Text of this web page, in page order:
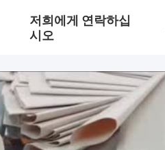
저희에게 연락하십
시오